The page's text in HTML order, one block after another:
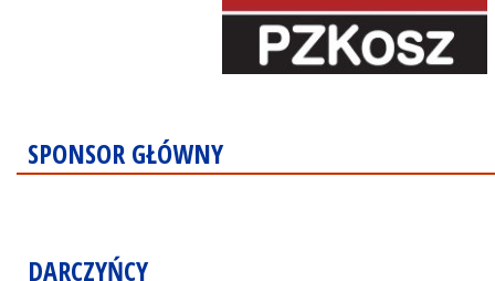
SPONSOR GŁÓWNY
DARCZYŃCY